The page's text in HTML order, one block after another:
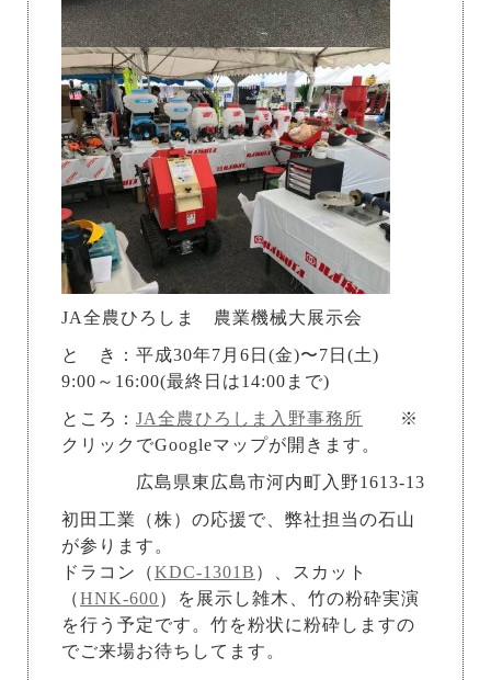
JA全農ひろしま 農業機械大展示会
と き：平成30年7月6日(金)〜7日(土)
9:00～16:00(最終日は14:00まで)
ところ： JA全農ひろしま入野事務所 ※
クリックでGoogleマップが開きます。
広島県東広島市河内町入野1613-13
初田工業（株）の応援で、弊社担当の石山
が参ります。
ドラコン（KDC-1301B ）、スカット
（HNK-600）を展示し雑木、竹の粉砕実演
を行う予定です。竹を粉状に粉砕しますの
でご来場お待ちしてます。